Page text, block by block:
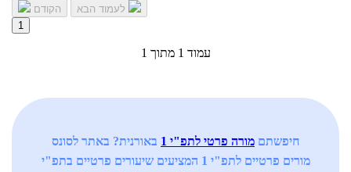
הקודם
1
עמוד 1 מתוך 1
חיפשתם מורה פרטי לתפ"י 1
באורנית? באתר לסונס
מורים פרטיים לתפ"י 1 המציעים שיעורים פרטיים בתפ"י